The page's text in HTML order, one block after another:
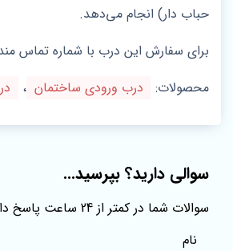
حباب دار) انجام می‌دهد.
برای سفارش این درب با شماره تماس
محصولات:
درب ورودی ساختمان ،
سوالی دارید؟ بپرسید...
سوالات شما در کمتر از 24 ساعت پاسخ داده خواهند شد
نام